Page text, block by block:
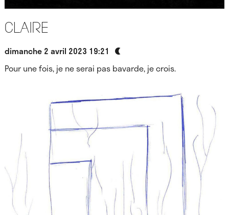
Claire
dimanche 2 avril 2023 19:21
Pour une fois, je ne serai pas bavarde, je crois.